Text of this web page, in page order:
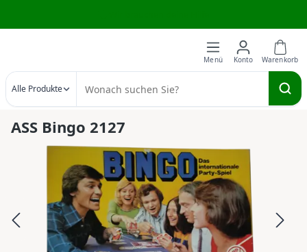
Alle Produkte
ASS Bingo 2127
Bildergalerie überspringen